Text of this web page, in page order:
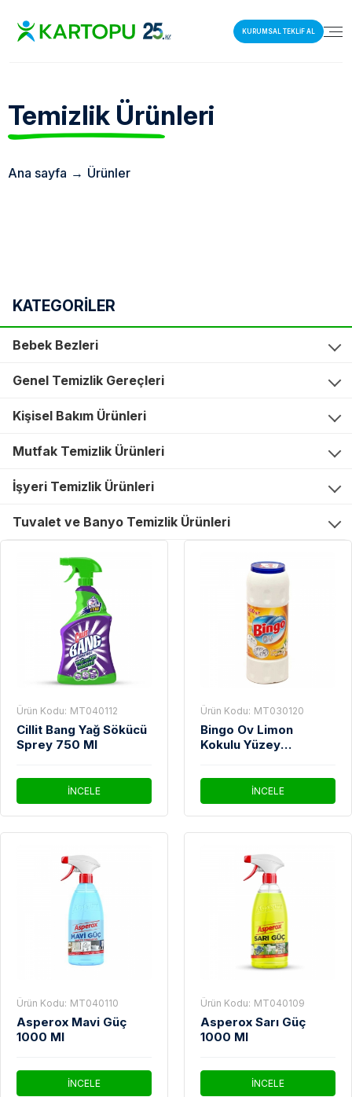
KURUMSAL TEKLİF AL
Temizlik Ürünleri
Ana sayfa → Ürünler
KATEGORİLER
Bebek Bezleri
Genel Temizlik Gereçleri
Kişisel Bakım Ürünleri
Mutfak Temizlik Ürünleri
İşyeri Temizlik Ürünleri
Tuvalet ve Banyo Temizlik Ürünleri
Ürün Kodu: MT040112
Cillit Bang Yağ Sökücü
Sprey 750 Ml
İNCELE
Ürün Kodu: MT030120
Bingo Ov Limon
Kokulu Yüzey
İNCELE
Ürün Kodu: MT040110
Asperox Mavi Güç
1000 Ml
İNCELE
Ürün Kodu: MT040109
Asperox Sarı Güç
1000 Ml
İNCELE